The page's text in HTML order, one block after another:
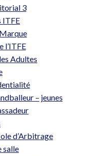
3
ITFE
l’ITFE
Adultes
– jeunes
d’Arbitrage
salle